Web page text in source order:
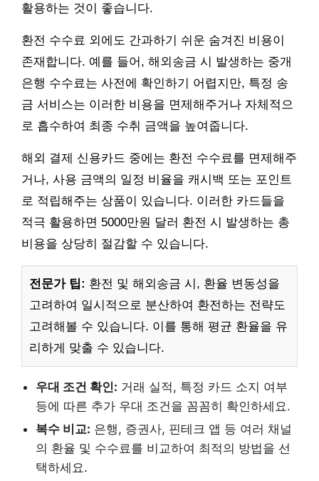
활용하는 것이 좋습니다.
환전 수수료 외에도 간과하기 쉬운 숨겨진 비용이
존재합니다. 예를 들어, 해외송금 시 발생하는 중개
은행 수수료는 사전에 확인하기 어렵지만, 특정 송
금 서비스는 이러한 비용을 면제해주거나 자체적으
로 흡수하여 최종 수취 금액을 높여줍니다.
해외 결제 신용카드 중에는 환전 수수료를 면제해주
거나, 사용 금액의 일정 비율을 캐시백 또는 포인트
로 적립해주는 상품이 있습니다. 이러한 카드들을
적극 활용하면 5000만원 달러 환전 시 발생하는 총
비용을 상당히 절감할 수 있습니다.
전문가 팁: 환전 및 해외송금 시, 환율 변동성을
고려하여 일시적으로 분산하여 환전하는 전략도
고려해볼 수 있습니다. 이를 통해 평균 환율을 유
리하게 맞출 수 있습니다.
우대 조건 확인: 거래 실적, 특정 카드 소지 여부
등에 따른 추가 우대 조건을 꼼꼼히 확인하세요.
복수 비교: 은행, 증권사, 핀테크 앱 등 여러 채널
의 환율 및 수수료를 비교하여 최적의 방법을 선
택하세요.